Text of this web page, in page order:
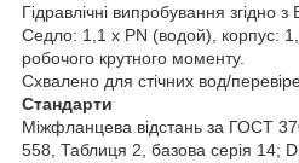
Гідравлічні випробування згідно
Седло: 1,1 x PN (водой), корпус:
робочого крутного моменту.
Схвалено для стічних вод/
Стандарти
Міжфланцева відстань за ГОСТ
558, Таблиця 2, базова серія 14;